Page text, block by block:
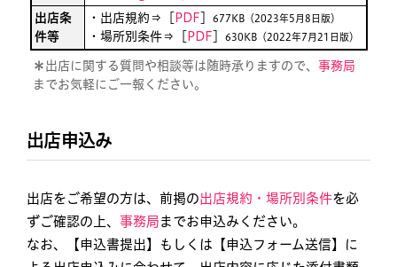
出店条
件等
・出店規約⇒［ PDF 677KB（2023年5月8日版）
・場所別条件⇒［ PDF 630KB（2022年7月21日版）
＊ 出店に関する質問や相談等は随時承りますので、 事務局
までお気軽にご一報ください。
出店申込み
出店をご希望の方は、前掲の出店規約・場所別条件を必
ずご確認の上、 事務局 までお申込みください。
なお、【申込書提出】もしくは【申込フォーム送信】に